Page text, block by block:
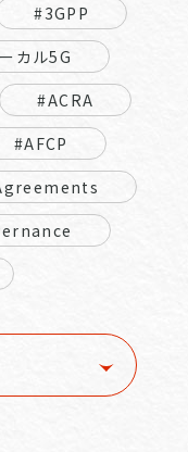
#3GPP
カル5G
#ACRA
#AFCP